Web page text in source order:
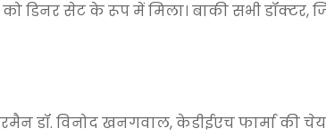
को डिनर सेट के रूप में मिला। बाकी सभी
डॉ. विनोद खनगवाल, केडीईएच फार्मा की